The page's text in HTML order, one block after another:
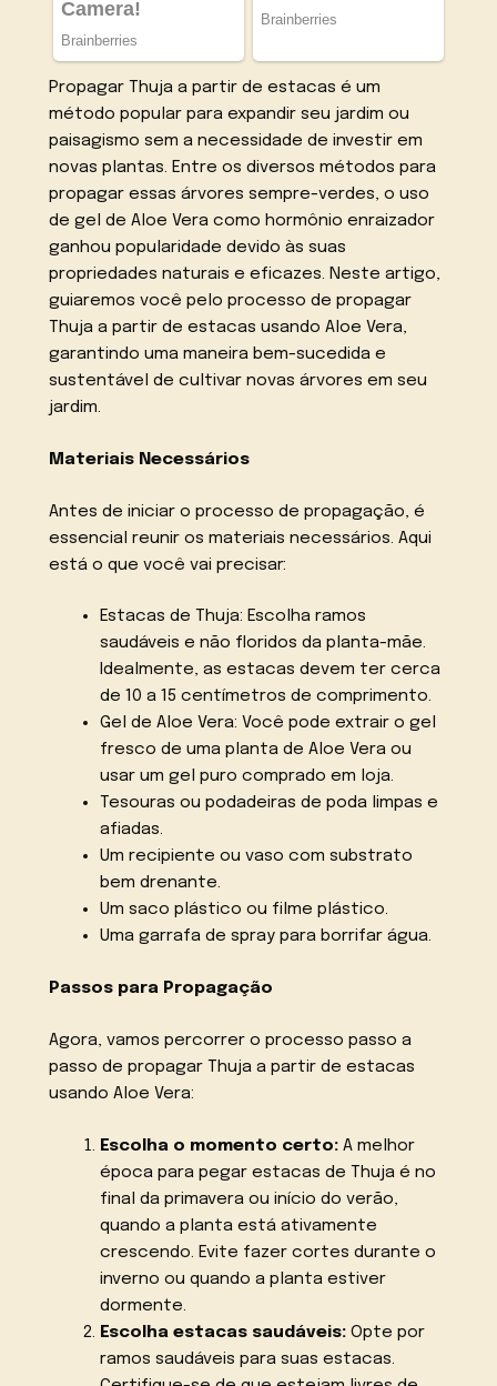
Propagar Thuja a partir de estacas é um
método popular para expandir seu jardim ou
paisagismo sem a necessidade de investir em
novas plantas. Entre os diversos métodos para
propagar essas árvores sempre-verdes, o uso
de gel de Aloe Vera como hormônio enraizador
ganhou popularidade devido às suas
propriedades naturais e eficazes. Neste artigo,
guiaremos você pelo processo de propagar
Thuja a partir de estacas usando Aloe Vera,
garantindo uma maneira bem-sucedida e
sustentável de cultivar novas árvores em seu
jardim.
Materiais Necessários
Antes de iniciar o processo de propagação, é
essencial reunir os materiais necessários. Aqui
está o que você vai precisar:
Estacas de Thuja: Escolha ramos
saudáveis e não floridos da planta-mãe.
Idealmente, as estacas devem ter cerca
de 10 a 15 centímetros de comprimento.
Gel de Aloe Vera: Você pode extrair o gel
fresco de uma planta de Aloe Vera ou
usar um gel puro comprado em loja.
Tesouras ou podadeiras de poda limpas e
afiadas.
Um recipiente ou vaso com substrato
bem drenante.
Um saco plástico ou filme plástico.
Uma garrafa de spray para borrifar água.
Passos para Propagação
Agora, vamos percorrer o processo passo a
passo de propagar Thuja a partir de estacas
usando Aloe Vera:
Escolha o momento certo:A melhor
época para pegar estacas de Thuja é no
final da primavera ou início do verão,
quando a planta está ativamente
crescendo. Evite fazer cortes durante o
inverno ou quando a planta estiver
dormente.
Escolha estacas saudáveis:Opte por
ramos saudáveis para suas estacas.